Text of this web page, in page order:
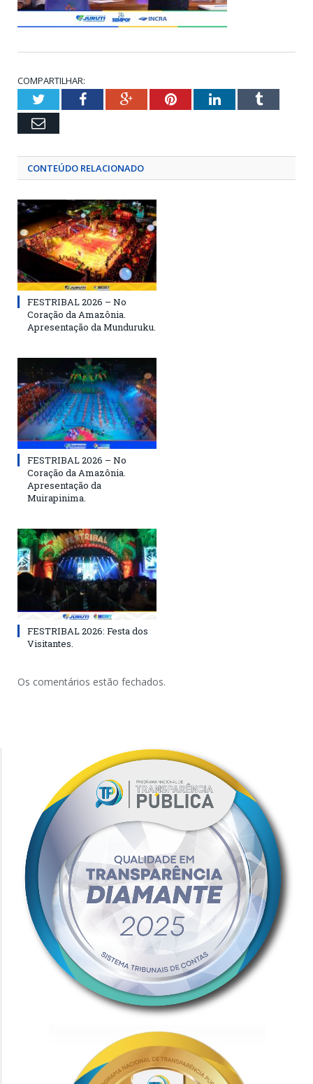
COMPARTILHAR:
TwitterFacebookGoogle+PinterestLinkedInTumblr
Email
CONTEÚDO RELACIONADO
FESTRIBAL 2026 – No
Coração da Amazônia.
Apresentação da Munduruku.
FESTRIBAL 2026 – No
Coração da Amazônia.
Apresentação da
Muirapinima.
FESTRIBAL 2026: Festa dos
Visitantes.
Os comentários estão fechados.